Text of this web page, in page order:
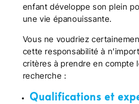
enfant développe son plein
une vie épanouissante.
Vous ne voudriez
cette responsabilité à
critères à prendre en compte
recherche :
Qualifications et